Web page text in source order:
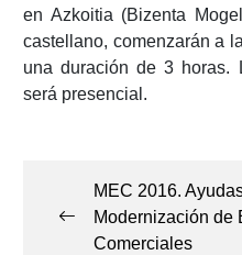
en Azkoitia (Bizenta
castellano, comenzarán a
una duración de 3 horas.
será presencial.
entradas
MEC 2016.
Modernización de
Comerciales